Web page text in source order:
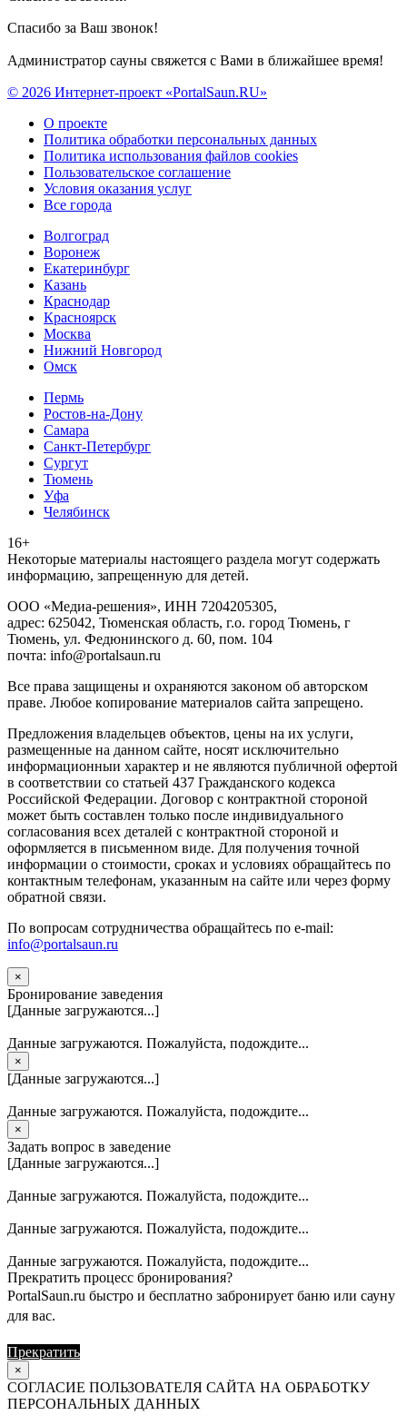
Спасибо за Ваш звонок!
Администратор сауны свяжется с Вами в ближайшее время!
© 2026 Интернет-проект «PortalSaun.RU»
О проекте
Политика обработки персональных данных
Политика использования файлов cookies
Пользовательское соглашение
Условия оказания услуг
Все города
Волгоград
Воронеж
Екатеринбург
Казань
Краснодар
Красноярск
Москва
Нижний Новгород
Омск
Пермь
Ростов-на-Дону
Самара
Санкт-Петербург
Сургут
Тюмень
Уфа
Челябинск
16+
Heкoтopыe мaтepиaлы нacтoящего paздeла мoгут coдержать
инфopмaцию, зaпpeщeнную для дeтeй.
ООО «Медиа-решения», ИНН 7204205305,
адрес: 625042, Тюменская область, г.о. город Тюмень, г
Тюмень, ул. Федюнинского д. 60, пом. 104
почта: info@portalsaun.ru
Вce прaвa зaщищeны и oxpaняютcя зaкoнoм oб aвтopcкoм
прaве. Любoe кoпиpoвaниe мaтepиaлов caйтa зaпpeщeнo.
Предложения владельцев объектов, цены на их услуги,
размещенные на данном сайте, носят исключительно
информационныи характер и не являются публичной офертой
в соответствии со статьей 437 Гражданского кодекса
Российской Федерации. Договор с контрактной стороной
может быть составлен только после индивидуального
согласования всех деталей с контрактной стороной и
оформляется в письменном виде. Для получения точной
информации о стоимости, сроках и условиях обращайтесь по
контактным телефонам, указанным на сайте или через форму
обратной связи.
По вопросам сотрудничества обращайтесь по e-mail:
info@portalsaun.ru
×
Бронирование заведения
[Данные загружаются...]
Данные загружаются. Пожалуйста, подождите...
×
[Данные загружаются...]
Данные загружаются. Пожалуйста, подождите...
×
Задать вопрос в заведение
[Данные загружаются...]
Данные загружаются. Пожалуйста, подождите...
Данные загружаются. Пожалуйста, подождите...
Данные загружаются. Пожалуйста, подождите...
Прекратить процесс бронирования?
PortalSaun.ru быстро и бесплатно забронирует баню или сауну
для вас.
Прекратить
×
СОГЛАСИЕ ПОЛЬЗОВАТЕЛЯ САЙТА НА ОБРАБОТКУ
ПЕРСОНАЛЬНЫХ ДАННЫХ